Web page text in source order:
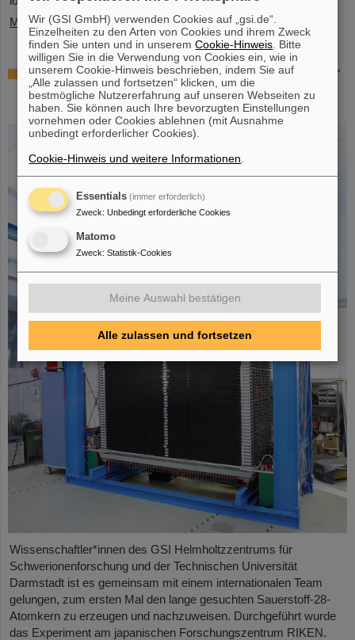
Mehr »
Erfolgreiches Experiment mit FAIR-Detektor
in Japan – Erstmalige Messung des Kerns
Sauerstoff-28
Wissenschaftler*innen des GSI Helmholtzzentrums für
Schwerionenforschung und der Technischen Universität
Darmstadt ist es gemeinsam mit einem internationalen Team
gelungen, zum ersten Mal den lange gesuchten Sauerstoff-28-
Atomkern zu erzeugen und nachzuweisen. Durchgeführt wurde
das Experiment am japanischen Forschungszentrum RIKEN.
Wir (GSI GmbH) verwenden Cookies auf „gsi.de“.
Einzelheiten zu den Arten von Cookies und ihrem Zweck
finden Sie unten und in unseremCookie-Hinweis . Bitte
willigen Sie in die Verwendung von Cookies ein, wie in
unserem Cookie-Hinweis beschrieben, indem Sie auf
„Alle zulassen und fortsetzen“ klicken, um die
bestmögliche Nutzererfahrung auf unseren Webseiten zu
haben. Sie können auch Ihre bevorzugten Einstellungen
vornehmen oder Cookies ablehnen (mit Ausnahme
unbedingt erforderlicher Cookies).
Cookie-Hinweis und weitere Informationen
Essentials (immer erforderlich)
Zweck: Unbedingt erforderliche Cookies
Matomo
Zweck: Statistik-Cookies
Meine Auswahl bestätigen
Alle zulassen und fortsetzen